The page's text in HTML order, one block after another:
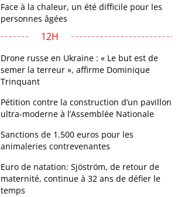
Face à la chaleur, un été difficile pour les
personnes âgées
12H
Drone russe en Ukraine : « Le but est de
semer la terreur », affirme Dominique
Trinquant
Pétition contre la construction d’un pavillon
ultra-moderne à l’Assemblée Nationale
Sanctions de 1.500 euros pour les
animaleries contrevenantes
Euro de natation: Sjöström, de retour de
maternité, continue à 32 ans de défier le
temps